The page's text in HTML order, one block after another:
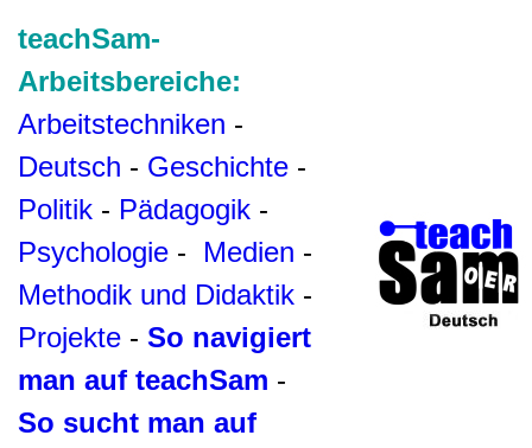
teachSam-
Arbeitsbereiche:
Arbeitstechniken -
Deutsch - Geschichte -
Politik - Pädagogik -
Psychologie - Medien -
Methodik und Didaktik -
Projekte - So navigiert
man auf teachSam -
So sucht man auf